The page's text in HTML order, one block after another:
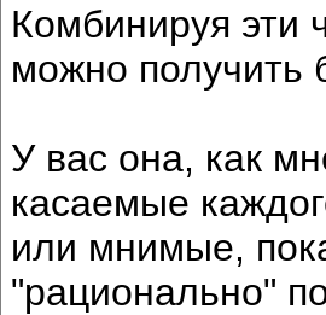
Комбинируя эти
можно получить
У вас она, как
касаемые
или мнимые,
"рационально"